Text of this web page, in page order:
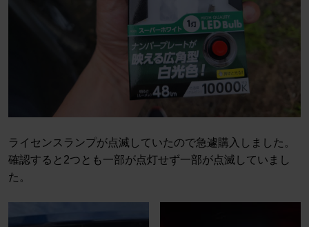
ライセンスランプが点滅していたので急遽購入しました。
確認すると2つとも一部が点灯せず一部が点滅していまし
た。